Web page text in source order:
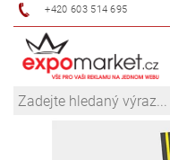
+420 603 514 695